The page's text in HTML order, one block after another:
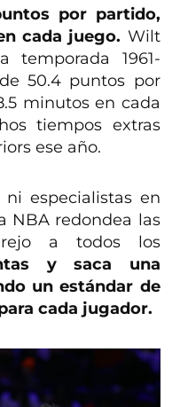
por partido,
cada juego. Wilt
temporada 1961-
50.4 puntos por
minutos en cada
tiempos extras
ese año.
especialistas en
NBA redondea las
a todos los
y saca una
un estándar de
cada jugador.